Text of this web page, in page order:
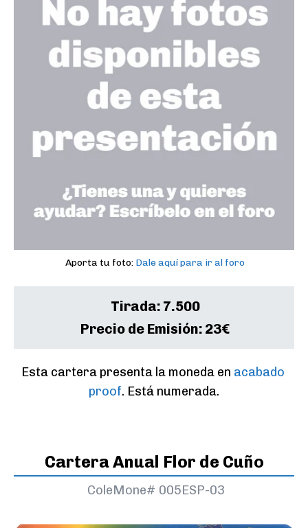
Aporta tu foto: Dale aquí para ir al foro
Tirada: 7.500
Precio de Emisión: 23€
Esta cartera presenta la moneda en acabado
proof. Está numerada.
Cartera Anual Flor de Cuño
ColeMone# 005ESP-03